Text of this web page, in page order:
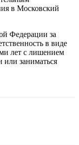
в Московский
Федерации за
в виде
лет с лишением
или заниматься